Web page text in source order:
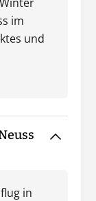
im
und
in